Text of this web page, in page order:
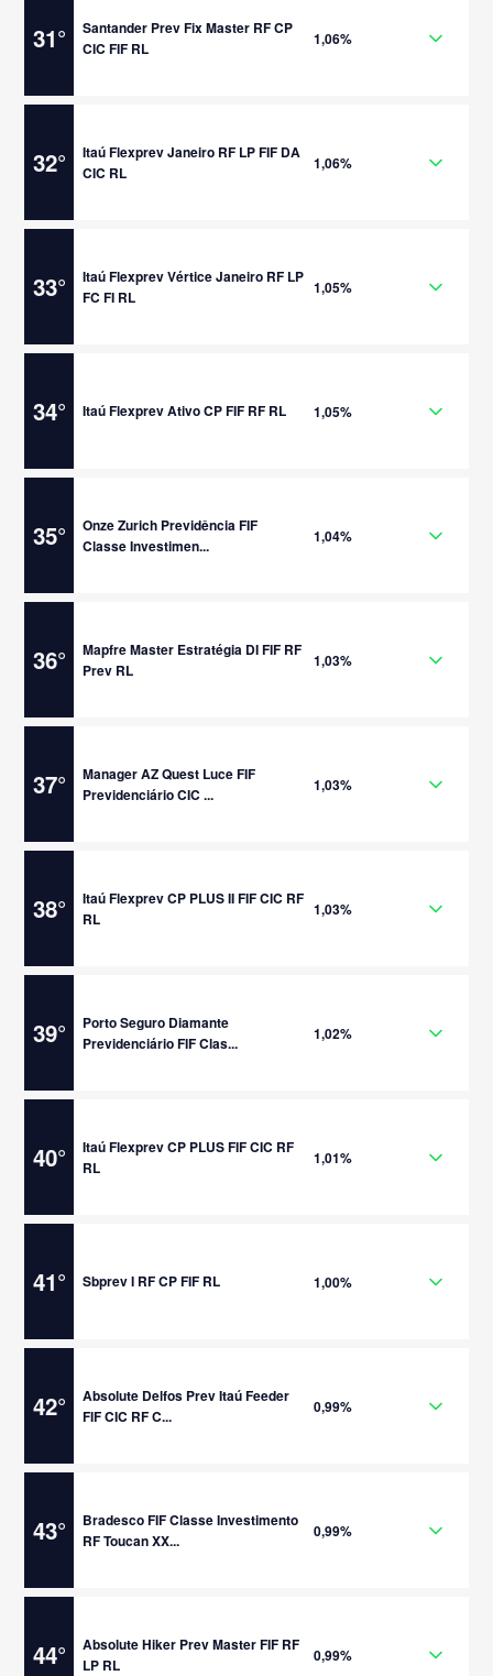
31°
Santander Prev Fix Master RF CP
CIC FIF RL
1,06%
32°
Itaú Flexprev Janeiro RF LP FIF DA
CIC RL
1,06%
33°
Itaú Flexprev Vértice Janeiro RF LP
FC FI RL
1,05%
34° Itaú Flexprev Ativo CP FIF RF RL 1,05%
35°
Onze Zurich Previdência FIF
Classe Investimen...
1,04%
36°
Mapfre Master Estratégia DI FIF RF
Prev RL
1,03%
37°
Manager AZ Quest Luce FIF
Previdenciário CIC ...
1,03%
38°
Itaú Flexprev CP PLUS II FIF CIC RF
RL
1,03%
39°
Porto Seguro Diamante
Previdenciário FIF Clas...
1,02%
40°
Itaú Flexprev CP PLUS FIF CIC RF
RL
1,01%
41° Sbprev I RF CP FIF RL 1,00%
42°
Absolute Delfos Prev Itaú Feeder
FIF CIC RF C...
0,99%
43°
Bradesco FIF Classe Investimento
RF Toucan XX...
0,99%
44°
Absolute Hiker Prev Master FIF RF
LP RL
0,99%